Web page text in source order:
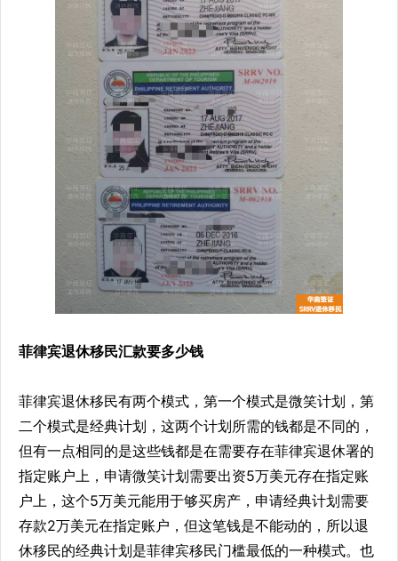
菲律宾退休移民汇款要多少钱
菲律宾退休移民有两个模式，第一个模式是微笑计划，第
二个模式是经典计划，这两个计划所需的钱都是不同的，
但有一点相同的是这些钱都是在需要存在菲律宾退休署的
指定账户上，申请微笑计划需要出资5万美元存在指定账
户上，这个5万美元能用于够买房产，申请经典计划需要
存款2万美元在指定账户，但这笔钱是不能动的，所以退
休移民的经典计划是菲律宾移民门槛最低的一种模式。也